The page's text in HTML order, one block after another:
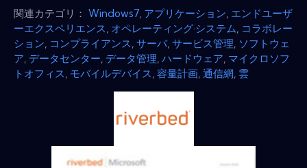
関連カテゴリ： Windows7 アプリケーション エンドユーザ
ーエクスペリエンス オペレーティング·システム コラボレー
ション コンプライアンス サーバ, サービス管理 ソフトウェ
ア データセンター データ管理 ハードウェア マイクロソフ
トオフィス モバイルデバイス 容量計画 通信網 雲